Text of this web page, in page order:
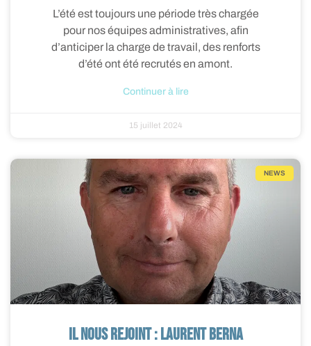
L’été est toujours une période très chargée
pour nos équipes administratives, afin
d’anticiper la charge de travail, des renforts
d’été ont été recrutés en amont.
Continuer à lire
15 juillet 2024
NEWS
Il nous rejoint : Laurent BERNA